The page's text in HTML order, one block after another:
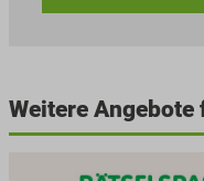
Weitere Angebote